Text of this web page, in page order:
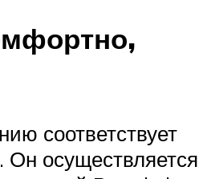
соответствует
Он осуществляется